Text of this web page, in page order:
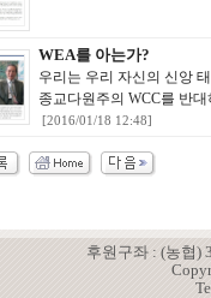
WEA를 아는가?
우리는 우리 자신의 신앙
종교다원주의 WCC를 반
[2016/01/18 12:48]
후원구좌 : (농협)